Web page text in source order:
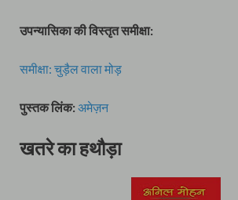
उपन्यासिका की विस्तृत समीक्षा:
समीक्षा: चुड़ैल वाला मोड़
पुस्तक लिंक:अमेज़न
खतरे का हथौड़ा